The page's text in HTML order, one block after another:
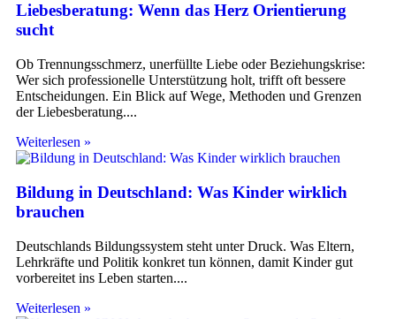
Liebesberatung: Wenn das Herz Orientierung
sucht
Ob Trennungsschmerz, unerfüllte Liebe oder Beziehungskrise:
Wer sich professionelle Unterstützung holt, trifft oft bessere
Entscheidungen. Ein Blick auf Wege, Methoden und Grenzen
der Liebesberatung.
Weiterlesen »
Bildung in Deutschland: Was Kinder wirklich
brauchen
Deutschlands Bildungssystem steht unter Druck. Was Eltern,
Lehrkräfte und Politik konkret tun können, damit Kinder gut
vorbereitet ins Leben starten.
Weiterlesen »